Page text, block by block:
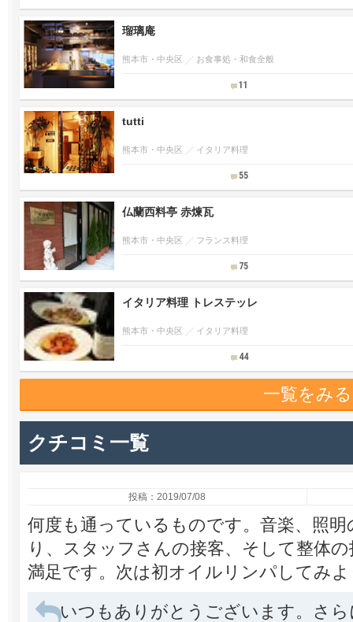
瑠璃庵
熊本市・中央区 お食事処・和食全般
11
tutti
熊本市・中央区 イタリア料理
55
仏蘭西料亭 赤煉瓦
熊本市・中央区 フランス料理
75
イタリア料理 トレステッレ
熊本市・中央区 イタリア料理
44
一覧をみる
クチコミ一覧
投稿：2019/07/08
何度も通っているものです。音楽、照
り、スタッフさんの接客、そして整体
満足です。次は初オイルリンパしてみ
いつもありがとうございます。さ